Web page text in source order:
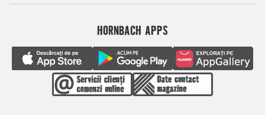
HORNBACH APPS